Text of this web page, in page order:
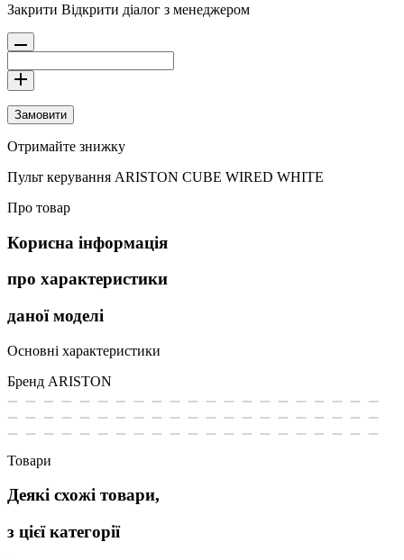
Закрити Відкрити діалог з менеджером
Замовити
Отримайте знижку
Пульт керування ARISTON CUBE WIRED WHITE
Про товар
Корисна інформація
про характеристики
даної моделі
Основні характеристики
Бренд ARISTON
Товари
Деякі схожі товари,
з цієї категорії